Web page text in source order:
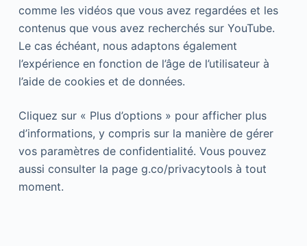
comme les vidéos que vous avez regardées et les
contenus que vous avez recherchés sur YouTube.
Le cas échéant, nous adaptons également
l’expérience en fonction de l’âge de l’utilisateur à
l’aide de cookies et de données.
Cliquez sur « Plus d’options » pour afficher plus
d’informations, y compris sur la manière de gérer
vos paramètres de confidentialité. Vous pouvez
aussi consulter la page g.co/privacytools à tout
moment.